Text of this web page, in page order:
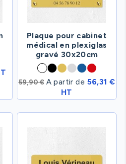
Plaque pour cabinet
médical en plexiglas
gravé 30x20cm
59,90 € A partir de 56,31 €
HT